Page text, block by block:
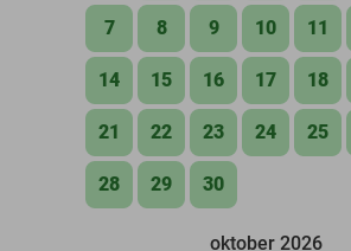
7 8 9 10 11
14 15 16 17 18
21 22 23 24 25
28 29 30
oktober 2026